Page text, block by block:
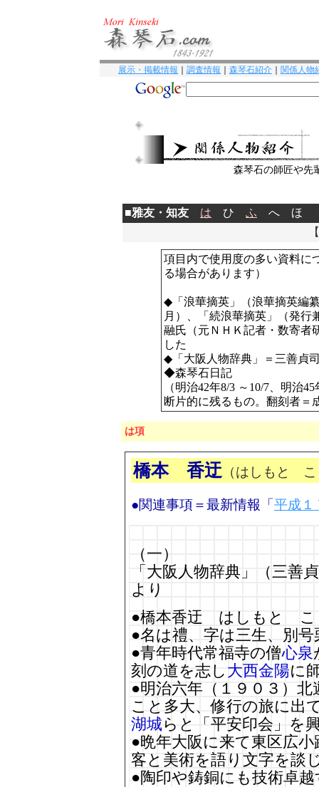
展示・掲載情報 調査情報 森琴石紹介 関係人物
森琴石の師匠や先
■雅友・知友 は ひ ふ へ ほ
項目内で使用度の多い資料に
る場合があります）
◆「浪華摘英」（浪華摘英編
月）、「続浪華摘英」（発行
融氏（元ＮＨＫ記者・数寄者
した
◆「大阪人物辞典」＝三善貞
◆森琴石日記
（明治42年8/3 ～10/7、明治
断片的に残るもの。翻刻者＝
は項
橋本 香迂 （はしもと
●関連事項＝最新情報「 平成１
（一）
「大阪人物辞典」（三善
より
●橋本香迂 はしもと
●名は禮、字は三生、別
●青年時代常福寺の僧心泉
刻の道を志し 大西金陽に
●明治六年（１９０３）北
こと多大、修行の旅に出
湖城 らと「平安印会」を
●晩年大阪に来て東区広
客と美術を語り文字を談
●陶印や鋳銅にも技術卓